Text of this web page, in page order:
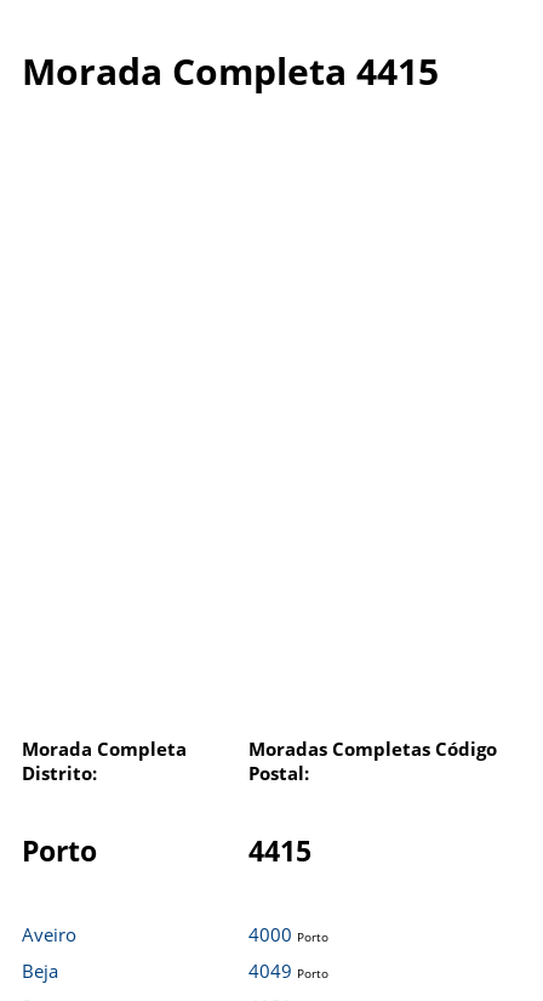
Morada Completa 4415
Morada Completa
Distrito:
Moradas Completas Código
Postal:
Porto 4415
Aveiro
Beja
4000 Porto
4049 Porto